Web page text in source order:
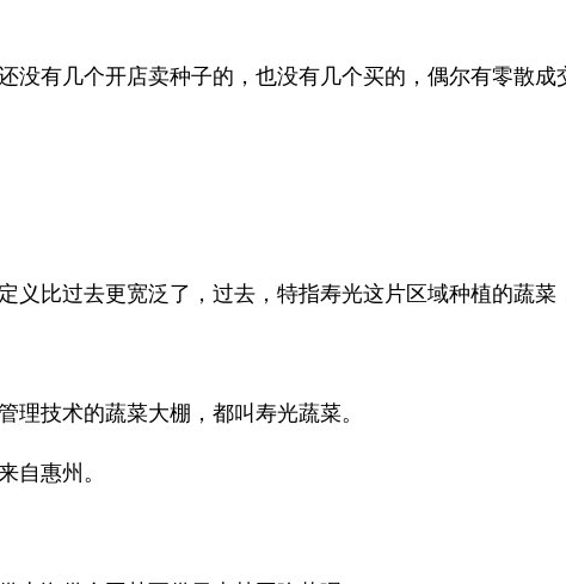
没有几个开店卖种子的，也没有几个买的，偶尔有零散成
义比过去更宽泛了，过去，特指寿光这片区域种植的蔬菜
理技术的蔬菜大棚，都叫寿光蔬菜。
自惠州。